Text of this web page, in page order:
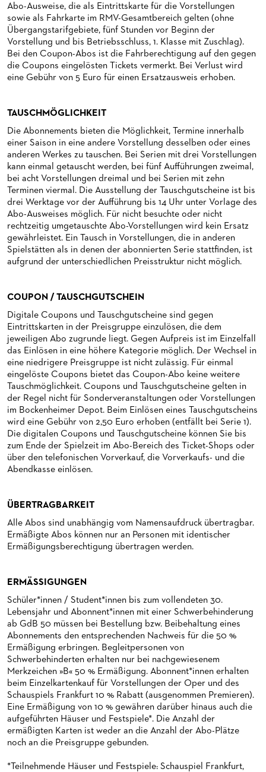
BRÜCHE – DEMORKATIE IN ZEITEN IHRER REGRESSION
SILVESTERFEIER
KÜNSTLERISCHER BETRIEB OPER
STÄDTISCHE BÜHNEN FRANKFURT GMBH
HISTORIE DES ORCHESTERS
STELLEN­ANGEBOTE ORCHESTER UND AKADEMIE
PRESSEFOTOS
MATERIALIEN
PRESSE­STIMMEN
MEDIATHEK
BLOG
KOSTÜMPODCAST
BLOG
SERVICE
NEWSLETTER
FANSHOP
PUBLIKATIONEN
VERMIETUNGEN
MEDIADATEN
ZUKUNFT UND HISTORIE DER STÄDTISCHEN BÜHNEN
ABONNEMENT-BEDINGUNGEN / INFORMATION
KONTAKT ABO-SERVICE
OPERN-ABOS: GÜNSTIG, FLEXIBEL, EXKLUSIV
PATRONATSVEREIN
OPERNGALA
PARTNER UND SPENDEN
UNSERE PARTNER
OPERNGALA
KOOPERATIONEN
Abo-Ausweise, die als Eintrittskarte für die Vorstellungen
sowie als Fahrkarte im RMV-Gesamtbereich gelten (ohne
Übergangstarifgebiete, fünf Stunden vor Beginn der
Vorstellung und bis Betriebsschluss, 1. Klasse mit Zuschlag).
Bei den Coupon-Abos ist die Fahrberechtigung auf den gegen
die Coupons eingelösten Tickets vermerkt. Bei Verlust wird
eine Gebühr von 5 Euro für einen Ersatzausweis erhoben.
TAUSCHMÖGLICHKEIT
Die Abonnements bieten die Möglichkeit, Termine innerhalb
einer Saison in eine andere Vorstellung desselben oder eines
anderen Werkes zu tauschen. Bei Serien mit drei Vorstellungen
kann einmal getauscht werden, bei fünf Aufführungen zweimal,
bei acht Vorstellungen dreimal und bei Serien mit zehn
Terminen viermal. Die Ausstellung der Tauschgutscheine ist bis
drei Werktage vor der Aufführung bis 14 Uhr unter Vorlage des
Abo-Ausweises möglich. Für nicht besuchte oder nicht
rechtzeitig umgetauschte Abo-Vorstellungen wird kein Ersatz
gewährleistet. Ein Tausch in Vorstellungen, die in anderen
Spielstätten als in denen der abonnierten Serie stattfinden, ist
aufgrund der unterschiedlichen Preisstruktur nicht möglich.
COUPON / TAUSCHGUTSCHEIN
Digitale Coupons und Tauschgutscheine sind gegen
Eintrittskarten in der Preisgruppe einzulösen, die dem
jeweiligen Abo zugrunde liegt. Gegen Aufpreis ist im Einzelfall
das Einlösen in eine höhere Kategorie möglich. Der Wechsel in
eine niedrigere Preisgruppe ist nicht zulässig. Für einmal
eingelöste Coupons bietet das Coupon-Abo keine weitere
Tauschmöglichkeit. Coupons und Tauschgutscheine gelten in
der Regel nicht für Sonderveranstaltungen oder Vorstellungen
im Bockenheimer Depot. Beim Einlösen eines Tauschgutscheins
wird eine Gebühr von 2,50 Euro erhoben (entfällt bei Serie 1).
Die digitalen Coupons und Tauschgutscheine können Sie bis
zum Ende der Spielzeit im Abo-Bereich des Ticket-Shops oder
über den telefonischen Vorverkauf, die Vorverkaufs- und die
Abendkasse einlösen.
ÜBERTRAGBARKEIT
Alle Abos sind unabhängig vom Namensaufdruck übertragbar.
Ermäßigte Abos können nur an Personen mit identischer
Ermäßigungsberechtigung übertragen werden.
ERMÄSSIGUNGEN
Schüler*innen / Student*innen bis zum vollendeten 30.
Lebensjahr und Abonnent*innen mit einer Schwerbehinderung
ab GdB 50 müssen bei Bestellung bzw. Beibehaltung eines
Abonnements den entsprechenden Nachweis für die 50 %
Ermäßigung erbringen. Begleitpersonen von
Schwerbehinderten erhalten nur bei nachgewiesenem
Merkzeichen »B« 50 % Ermäßigung. Abonnent*innen erhalten
beim Einzelkartenkauf für Vorstellungen der Oper und des
Schauspiels Frankfurt 10 % Rabatt (ausgenommen Premieren).
Eine Ermäßigung von 10 % gewähren darüber hinaus auch die
aufgeführten Häuser und Festspiele*. Die Anzahl der
ermäßigten Karten ist weder an die Anzahl der Abo-Plätze
noch an die Preisgruppe gebunden.
*Teilnehmende Häuser und Festspiele: Schauspiel Frankfurt,